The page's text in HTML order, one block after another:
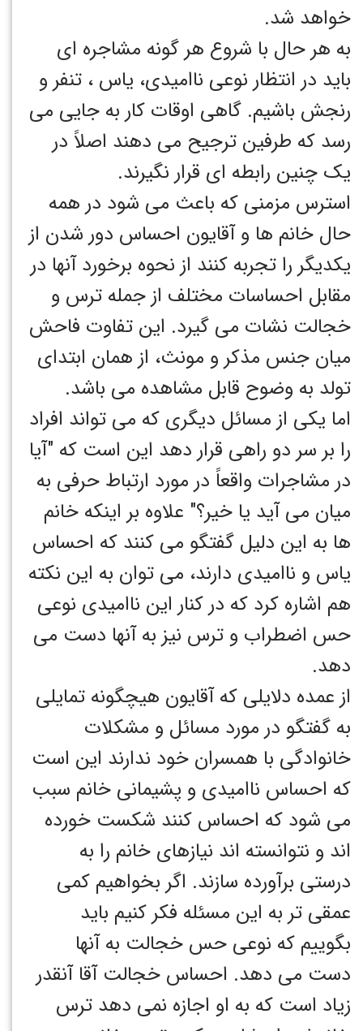
خواهد شد.
به هر حال با شروع هر گونه مشاجره ای
باید در انتظار نوعی ناامیدی، یاس ، تنفر و
رنجش باشیم. گاهی اوقات کار به جایی می
رسد که طرفین ترجیح می دهند اصلاً در
یک چنین رابطه ای قرار نگیرند.
استرس مزمنی که باعث می شود در همه
حال خانم ها و آقایون احساس دور شدن از
یکدیگر را تجربه کنند از نحوه برخورد آنها در
مقابل احساسات مختلف از جمله ترس و
خجالت نشات می گیرد. این تفاوت فاحش
میان جنس مذکر و مونث، از همان ابتدای
تولد به وضوح قابل مشاهده می باشد.
اما یکی از مسائل دیگری که می تواند افراد
را بر سر دو راهی قرار دهد این است که "آیا
در مشاجرات واقعاً در مورد ارتباط حرفی به
میان می آید یا خیر؟" علاوه بر اینکه خانم
ها به این دلیل گفتگو می کنند که احساس
یاس و ناامیدی دارند، می توان به این نکته
هم اشاره کرد که در کنار این ناامیدی نوعی
حس اضطراب و ترس نیز به آنها دست می
دهد.
از عمده دلایلی که آقایون هیچگونه تمایلی
به گفتگو در مورد مسائل و مشکلات
خانوادگی با همسران خود ندارند این است
که احساس ناامیدی و پشیمانی خانم سبب
می شود که احساس کنند شکست خورده
اند و نتوانسته اند نیازهای خانم را به
درستی برآورده سازند. اگر بخواهیم کمی
عمقی تر به این مسئله فکر کنیم باید
بگوییم که نوعی حس خجالت به آنها
دست می دهد. احساس خجالت آقا آنقدر
زیاد است که به او اجازه نمی دهد ترس